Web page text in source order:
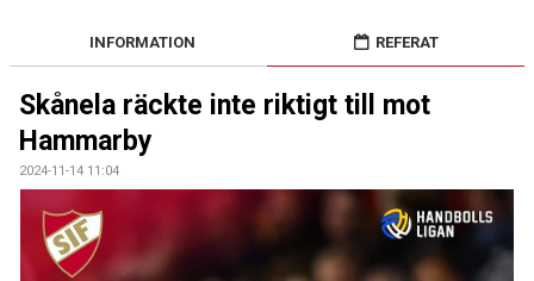
PERSONLIGA PARTNERS
BILDGALLERI
DOKUMENT
KONTAKT
INFORMATION REFERAT
Skånela räckte inte riktigt till mot
Hammarby
2024-11-14 11:04